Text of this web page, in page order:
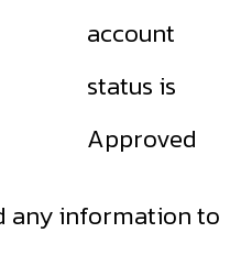
account
status is
Approved
any information to